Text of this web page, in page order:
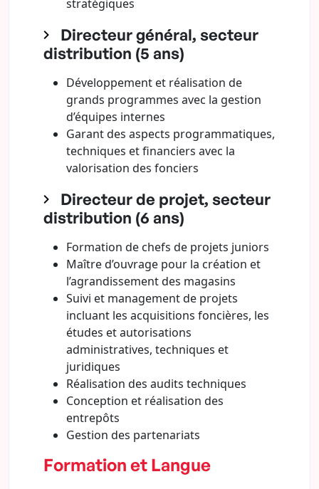
stratégiques
Directeur général, secteur
distribution (5 ans)
Développement et réalisation de
grands programmes avec la gestion
d’équipes internes
Garant des aspects programmatiques,
techniques et financiers avec la
valorisation des fonciers
Directeur de projet, secteur
distribution (6 ans)
Formation de chefs de projets juniors
Maître d’ouvrage pour la création et
l’agrandissement des magasins
Suivi et management de projets
incluant les acquisitions foncières, les
études et autorisations
administratives, techniques et
juridiques
Réalisation des audits techniques
Conception et réalisation des
entrepôts
Gestion des partenariats
Formation et Langue